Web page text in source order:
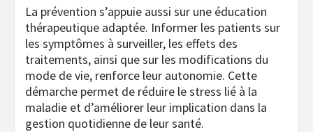
La prévention s’appuie aussi sur une éducation
thérapeutique adaptée. Informer les patients sur
les symptômes à surveiller, les effets des
traitements, ainsi que sur les modifications du
mode de vie, renforce leur autonomie. Cette
démarche permet de réduire le stress lié à la
maladie et d’améliorer leur implication dans la
gestion quotidienne de leur santé.